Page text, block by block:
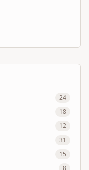
24
18
12
31
15
8